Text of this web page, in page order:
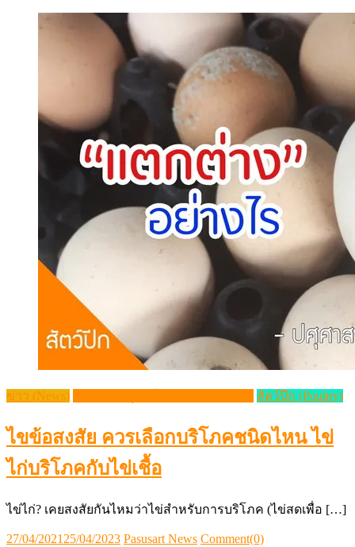
ข่าว (News) สัตว์ปีก (Poultry)
ไขข้อสงสัย ควรเลือกบริโภคชนิดไหน ไข่
ไก่บริโภคกับไข่เชื้อ
ไข่ไก่? เคยสงสัยกันไหมว่าไข่สำหรับการบริโภค (ไข่สดเพื่อ […]
Posted
27/04/2021 25/04/2023 Author
Pasusart News Comment(0)